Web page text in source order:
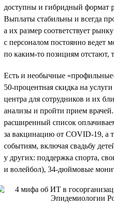
доступны и гибридный формат
Выплаты стабильны и всегда
а их размер соответствует
с персоналом постоянно ведет
по каким-то позициям отстают,
Есть и необычные
50‑процентная скидка на
центра для сотрудников и их
анализы и пройти прием
расширенный список
за вакцинацию от COVID-19, а
событиям, включая свадьбу
у других: поддержка спорта,
и волейбол), 34‑дюймовые